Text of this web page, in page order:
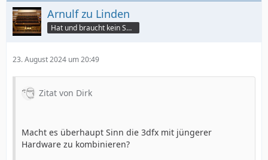
Arnulf zu Linden
Hat und braucht kein Smartphone!
23. August 2024 um 20:49
Zitat von Dirk
Macht es überhaupt Sinn die 3dfx mit jüngerer
Hardware zu kombinieren?